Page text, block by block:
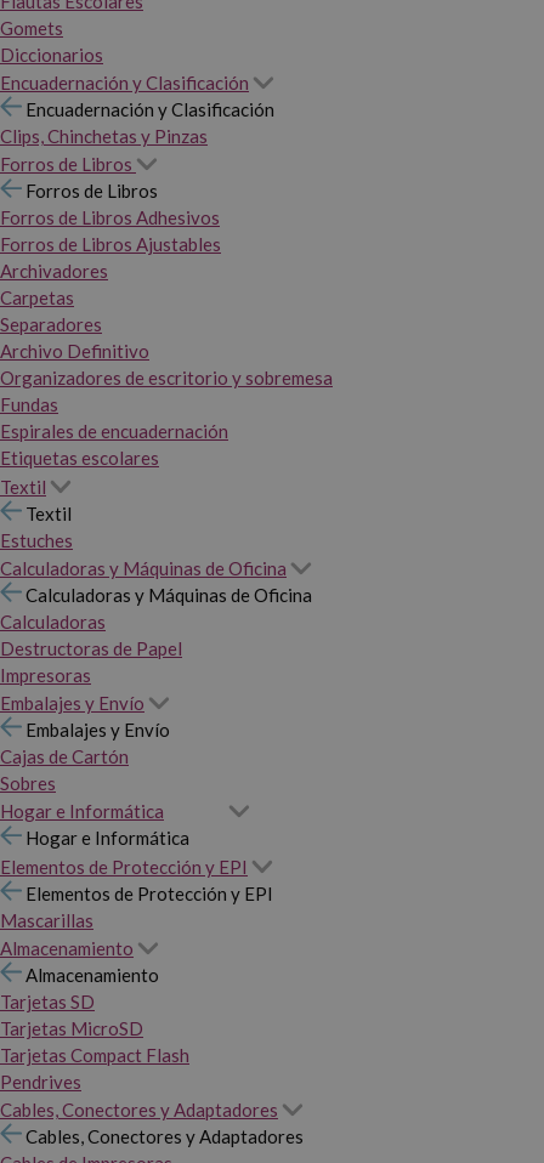
Gomets
Diccionarios
Encuadernación y Clasificación
Encuadernación y Clasificación
Clips, Chinchetas y Pinzas
Forros de Libros
Forros de Libros
Forros de Libros Adhesivos
Forros de Libros Ajustables
Archivadores
Carpetas
Separadores
Archivo Definitivo
Organizadores de escritorio y sobremesa
Fundas
Espirales de encuadernación
Etiquetas escolares
Textil
Textil
Estuches
Calculadoras y Máquinas de Oficina
Calculadoras y Máquinas de Oficina
Calculadoras
Destructoras de Papel
Impresoras
Embalajes y Envío
Embalajes y Envío
Cajas de Cartón
Sobres
Hogar e Informática
Hogar e Informática
Elementos de Protección y EPI
Elementos de Protección y EPI
Mascarillas
Almacenamiento
Almacenamiento
Tarjetas SD
Tarjetas MicroSD
Tarjetas Compact Flash
Pendrives
Cables, Conectores y Adaptadores
Cables, Conectores y Adaptadores